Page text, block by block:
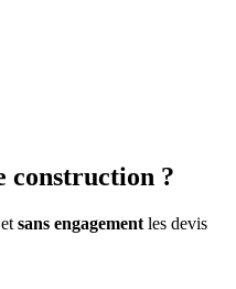
construction ?
et sans engagement les devis